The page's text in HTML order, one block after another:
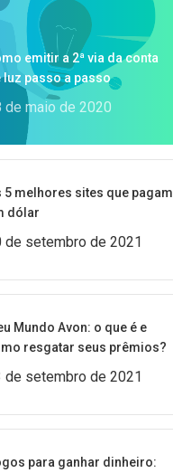
emitir a 2ª via da conta
luz passo a passo
de maio de 2020
5 melhores sites que pagam
dólar
de setembro de 2021
Mundo Avon: o que é e
resgatar seus prêmios?
de setembro de 2021
para ganhar dinheiro: